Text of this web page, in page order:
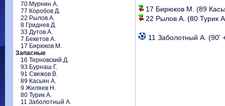
70 Мурнин А.
77 Коробов Д.
22 Рылов А.
8 Гриднев Д.
33 Дутов А.
7 Бекетов А.
17 Бирюков М.
Запасные
16 Терновский Д.
93 Бурнаш Г.
91 Свежов В.
89 Касьян А.
9 Жиляев Н.
80 Турик А.
11 Заболотный А.
17 Бирюков М. (89
22 Рылов А. (80 Турик
11 Заболотный А. (90'